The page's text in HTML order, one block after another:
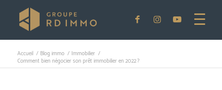
Accueil / Blog immo / Immobilier /
Comment bien négocier son prêt immobilier en 2022 ?